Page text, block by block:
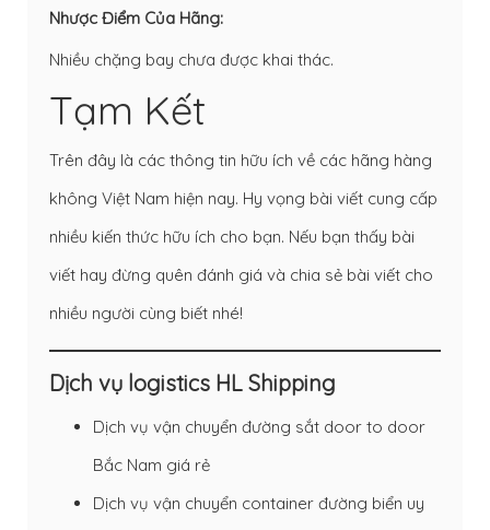
Nhược Điểm Của Hãng:
Nhiều chặng bay chưa được khai thác.
Tạm Kết
Trên đây là các thông tin hữu ích về các hãng hàng
không Việt Nam hiện nay. Hy vọng bài viết cung cấp
nhiều kiến thức hữu ích cho bạn. Nếu bạn thấy bài
viết hay đừng quên đánh giá và chia sẻ bài viết cho
nhiều người cùng biết nhé!
Dịch vụ logistics HL Shipping
Dịch vụ vận chuyển đường sắt door to door
Bắc Nam giá rẻ
Dịch vụ vận chuyển container đường biển uy